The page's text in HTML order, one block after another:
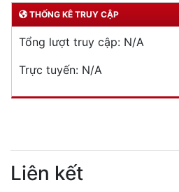
THỐNG KÊ TRUY CẬP
Tổng lượt truy cập: N/A
Trực tuyến: N/A
Liên kết